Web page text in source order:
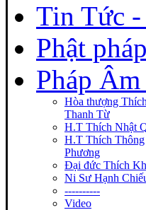
Tin Tức
Phật
Pháp
Hòa thượng Thích
Thanh Từ
H.T Thích Nhật
H.T Thích Thông
Phương
Đại đức Thích
Ni Sư Hạnh
----------
Video